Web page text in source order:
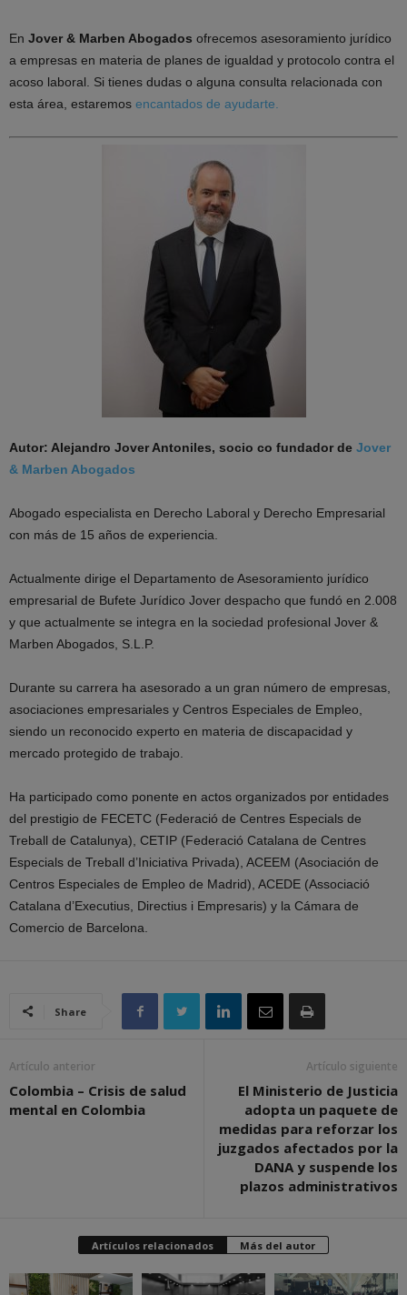
En Jover & Marben Abogados ofrecemos asesoramiento jurídico
a empresas en materia de planes de igualdad y protocolo contra el
acoso laboral. Si tienes dudas o alguna consulta relacionada con
esta área, estaremos encantados de ayudarte.
Autor: Alejandro Jover Antoniles, socio co fundador de Jover
& Marben Abogados
Abogado especialista en Derecho Laboral y Derecho Empresarial
con más de 15 años de experiencia.
Actualmente dirige el Departamento de Asesoramiento jurídico
empresarial de Bufete Jurídico Jover despacho que fundó en 2.008
y que actualmente se integra en la sociedad profesional Jover &
Marben Abogados, S.L.P.
Durante su carrera ha asesorado a un gran número de empresas,
asociaciones empresariales y Centros Especiales de Empleo,
siendo un reconocido experto en materia de discapacidad y
mercado protegido de trabajo.
Ha participado como ponente en actos organizados por entidades
del prestigio de FECETC (Federació de Centres Especials de
Treball de Catalunya), CETIP (Federació Catalana de Centres
Especials de Treball d’Iniciativa Privada), ACEEM (Asociación de
Centros Especiales de Empleo de Madrid), ACEDE (Associació
Catalana d’Executius, Directius i Empresaris) y la Cámara de
Comercio de Barcelona.
Share
Artículo anterior
Colombia – Crisis de salud
mental en Colombia
Artículo siguiente
El Ministerio de Justicia
adopta un paquete de
medidas para reforzar los
juzgados afectados por la
DANA y suspende los
plazos administrativos
Artículos relacionados Más del autor